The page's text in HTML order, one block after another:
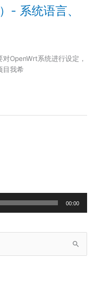
- 系统语言、
OpenWrt系统进行设定，
目我希
00:00